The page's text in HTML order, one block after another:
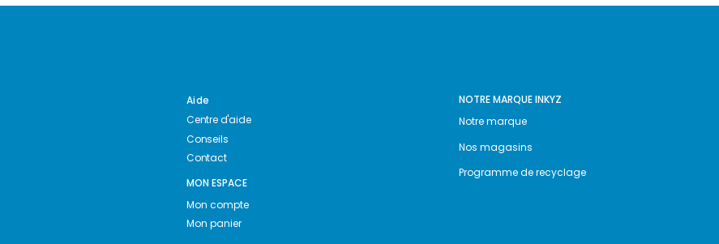
Aide
Centre d'aide
Conseils
Contact
MON ESPACE
Mon compte
Mon panier
NOTRE MARQUE INKYZ
Notre marque
Nos magasins
Programme de recyclage